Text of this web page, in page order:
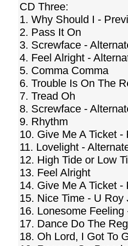
CD Three:
1. Why Should I -
2. Pass It On
3. Screwface -
4. Feel Alright -
5. Comma Comma
6. Trouble Is On The
7. Tread Oh
8. Screwface -
9. Rhythm
10. Give Me A Ticket -
11. Lovelight -
12. High Tide or Low
13. Feel Alright
14. Give Me A Ticket -
15. Nice Time - U Roy
16. Lonesome
17. Dance Do The
18. Oh Lord, I Got To